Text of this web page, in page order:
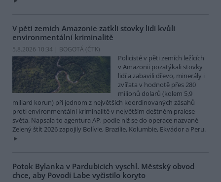
V pěti zemích Amazonie zatkli stovky lidí kvůli
environmentální kriminalitě
5.8.2026 10:34 | BOGOTÁ (ČTK)
Policisté v pěti zemích ležících
v Amazonii pozatýkali stovky
lidí a zabavili dřevo, minerály i
zvířata v hodnotě přes 280
milionů dolarů (kolem 5,9
miliard korun) při jednom z největších koordinovaných zásahů
proti environmentální kriminalitě v největším deštném pralese
světa. Napsala to agentura AP, podle níž se do operace nazvané
Zelený štít 2026 zapojily Bolívie, Brazílie, Kolumbie, Ekvádor a Peru.
Potok Bylanka v Pardubicích vyschl. Městský obvod
chce, aby Povodí Labe vyčistilo koryto